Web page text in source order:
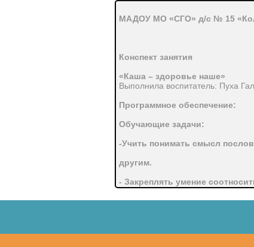
МАДОУ МО «СГО» д/с № 15
Конспект занятия
«Каша – здоровье наше»
Выполнила воспитатель: Пуха
Программное обеспечение:
Обучающие задачи:
-Учить понимать смысл
другим.
- Закреплять умение
прилагательным.